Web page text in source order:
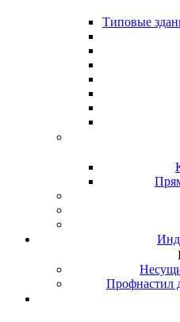
Типовые
Профнастил